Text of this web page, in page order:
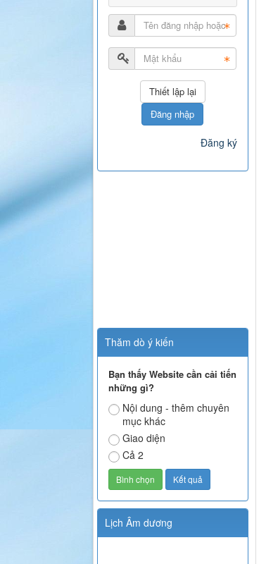
Đăng nhập
Đăng ký
Thăm dò ý kiến
Bạn thấy Website cần cải tiến
những gì?
Nội dung - thêm chuyên
mục khác
Giao diện
Cả 2
Lịch Âm dương